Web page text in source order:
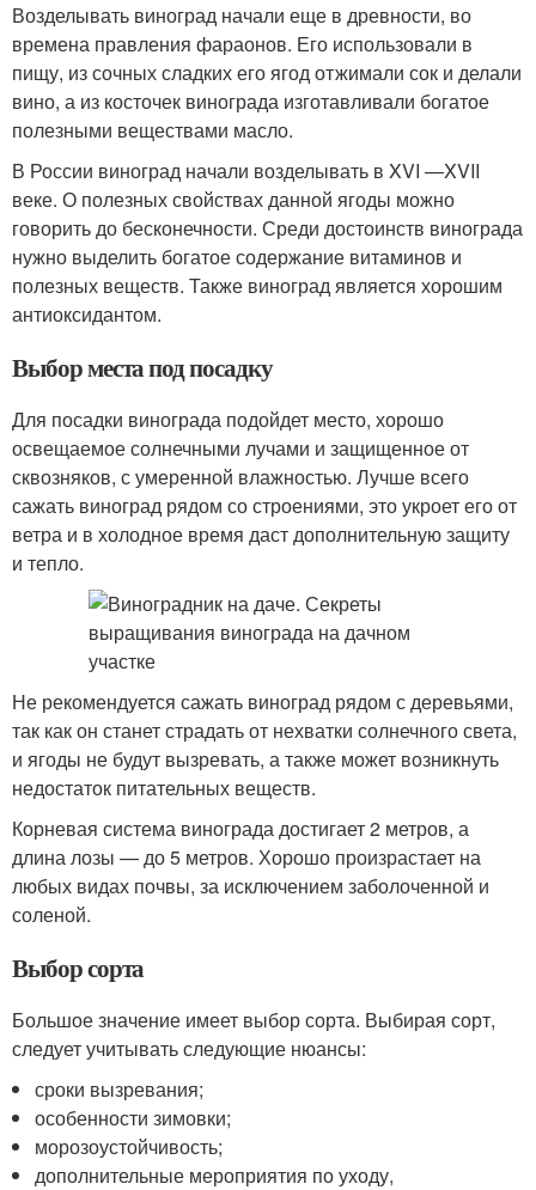
Возделывать виноград начали еще в древности, во
времена правления фараонов. Его использовали в
пищу, из сочных сладких его ягод отжимали сок и делали
вино, а из косточек винограда изготавливали богатое
полезными веществами масло.
В России виноград начали возделывать в XVI —XVII
веке. О полезных свойствах данной ягоды можно
говорить до бесконечности. Среди достоинств винограда
нужно выделить богатое содержание витаминов и
полезных веществ. Также виноград является хорошим
антиоксидантом.
Выбор места под посадку
Для посадки винограда подойдет место, хорошо
освещаемое солнечными лучами и защищенное от
сквозняков, с умеренной влажностью. Лучше всего
сажать виноград рядом со строениями, это укроет его от
ветра и в холодное время даст дополнительную защиту
и тепло.
Не рекомендуется сажать виноград рядом с деревьями,
так как он станет страдать от нехватки солнечного света,
и ягоды не будут вызревать, а также может возникнуть
недостаток питательных веществ.
Корневая система винограда достигает 2 метров, а
длина лозы — до 5 метров. Хорошо произрастает на
любых видах почвы, за исключением заболоченной и
соленой.
Выбор сорта
Большое значение имеет выбор сорта. Выбирая сорт,
следует учитывать следующие нюансы:
сроки вызревания;
особенности зимовки;
морозоустойчивость;
дополнительные мероприятия по уходу,